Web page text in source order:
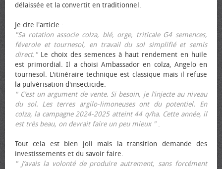
délaissée et la convertit en traditionnel.
Je cite l'article :
"Sa rotation associe colza, blé, orge, triticale G4 semences,
féverole et tournesol, en travail du sol simplifié et semis
direct."Le choix des semences à haut rendement en huile
est primordial. Il a choisi Ambassador en colza, Angelo en
tournesol. L'itinéraire technique est classique mais il refuse
la pulvérisation d'insecticide.
" C’est un argument de vente. Si besoin, je l’injecte au niveau
du sol. Les terres argilo-limoneuses ont du potentiel. En
colza, la campagne 2024-2025 atteint 44 q/ha. Cette année, il
est très beau, on devrait faire un peu mieux ".
Tout cela est bien joli mais la transition demande des
investissements et du savoir faire.
" J’avais la volonté de produire autrement, sans forcément